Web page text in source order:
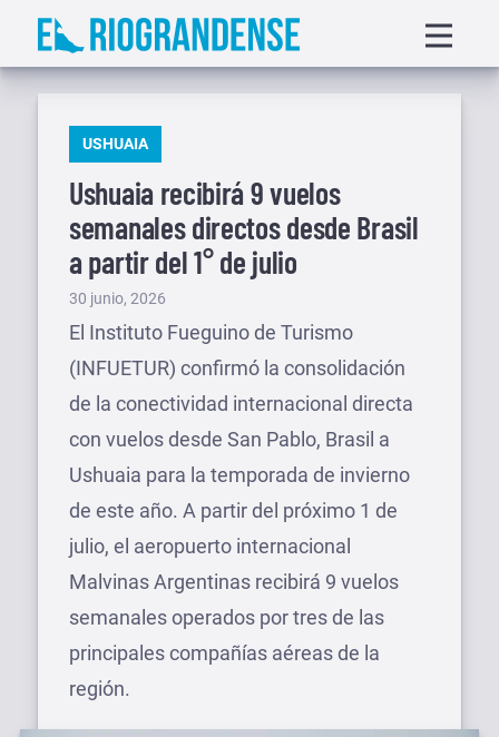
Saltar
menu
PUBLICADO
USHUAIA
Ushuaia recibirá 9 vuelos
semanales directos desde Brasil
a partir del 1° de julio
Publicado
el
30 junio, 2026
El Instituto Fueguino de Turismo
(INFUETUR) confirmó la consolidación
de la conectividad internacional directa
con vuelos desde San Pablo, Brasil a
Ushuaia para la temporada de invierno
de este año. A partir del próximo 1 de
julio, el aeropuerto internacional
Malvinas Argentinas recibirá 9 vuelos
semanales operados por tres de las
principales compañías aéreas de la
región.